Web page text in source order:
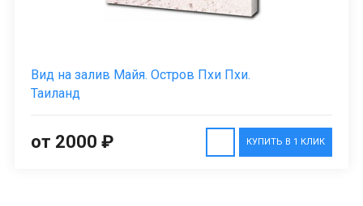
Вид на залив Майя. Остров Пхи Пхи.
Таиланд
КУПИТЬ В 1 КЛИК
от 2000 ₽